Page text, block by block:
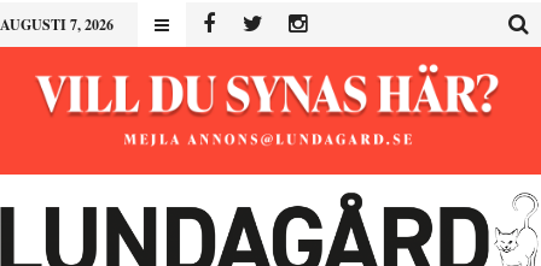
AUGUSTI 7, 2026